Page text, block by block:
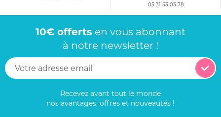
05 31 53 03 78
10€ offerts en vous abonnant
à notre newsletter !
Recevez avant tout le monde
nos avantages, offres et nouveautés !